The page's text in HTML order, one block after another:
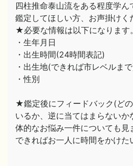
四柱推命泰山流をある程度学ん
鑑定してほしい方、お声掛けく
★必要な情報は以下になります。
・生年月日
・出生時間(24時間表記)
・出生地(できれば市レベルま
・性別
★鑑定後にフィードバック(ど
いるか、逆に当てはまらない
体的なお悩み一件についても見
できればお一人に時間をかけた